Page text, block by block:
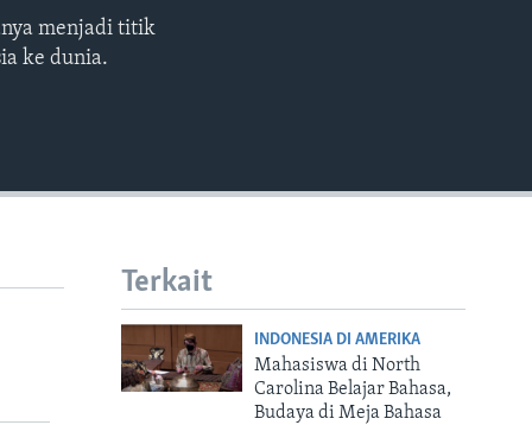
menjadi titik
ke dunia.
Terkait
INDONESIA DI AMERIKA
Mahasiswa di North
Carolina Belajar Bahasa,
Budaya di Meja Bahasa